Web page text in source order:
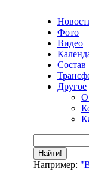
Фото
Видео
Состав
Другое
О
Найти!
Например: